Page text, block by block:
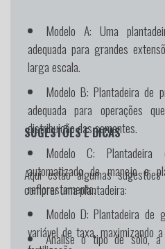
Modelo A: Uma
adequada para grandes
larga escala.
Modelo B: Plantadeira de
adequada para operações
distribuição das sementes.
Modelo C:
automatizado de manejo e
reflorestamento.
Modelo D: Plantadeira de
variável de taxa, maximizando
SUGESTÕES E DICAS
Aqui estão algumas
comprar uma plantadeira:
Analise o tipo de solo,